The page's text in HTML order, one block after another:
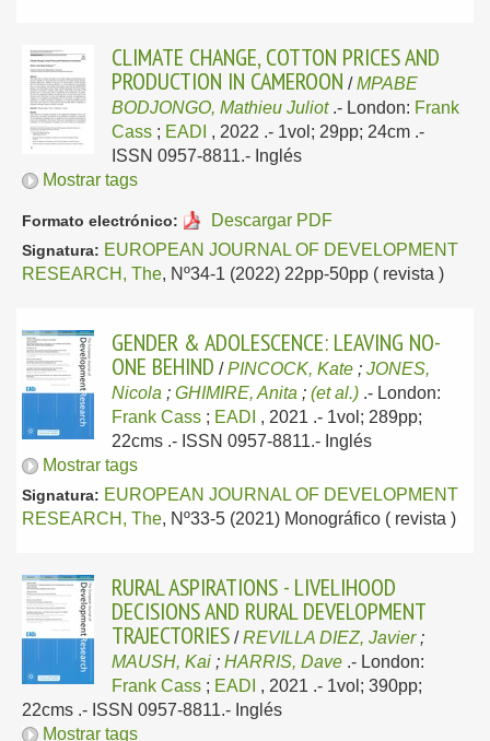
CLIMATE CHANGE, COTTON PRICES AND
PRODUCTION IN CAMEROON /MPABE
BODJONGO, Mathieu Juliot .- London: Frank
Cass ; EADI , 2022 .- 1vol; 29pp; 24cm .-
ISSN 0957-8811.- Inglés
Mostrar tags
Formato electrónico: Descargar PDF
Signatura: EUROPEAN JOURNAL OF DEVELOPMENT
RESEARCH, The, Nº34-1 (2022) 22pp-50pp ( revista )
GENDER & ADOLESCENCE: LEAVING NO-
ONE BEHIND /PINCOCK, Kate ; JONES,
Nicola ; GHIMIRE, Anita ; (et al.) .- London:
Frank Cass ; EADI , 2021 .- 1vol; 289pp;
22cms .- ISSN 0957-8811.- Inglés
Mostrar tags
Signatura: EUROPEAN JOURNAL OF DEVELOPMENT
RESEARCH, The, Nº33-5 (2021) Monográfico ( revista )
RURAL ASPIRATIONS - LIVELIHOOD
DECISIONS AND RURAL DEVELOPMENT
TRAJECTORIES /REVILLA DIEZ, Javier;
MAUSH, Kai ; HARRIS, Dave .- London:
Frank Cass ; EADI , 2021 .- 1vol; 390pp;
22cms .- ISSN 0957-8811.- Inglés
Mostrar tags